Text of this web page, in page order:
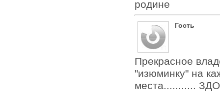
родине
Гость
Прекрасное
"изюминку" на
места...........